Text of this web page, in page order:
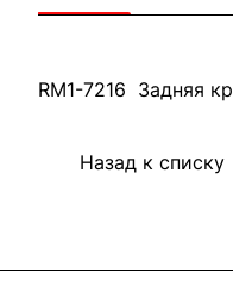
RM1-7216 Задняя
Назад к списку